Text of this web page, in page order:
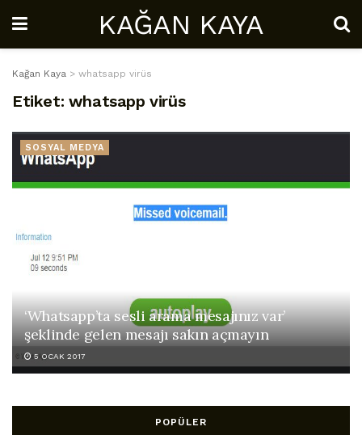
KAĞAN KAYA
Kağan Kaya > whatsapp virüs
Etiket: whatsapp virüs
SOSYAL MEDYA
‘Whatsapp’ta sesli arama mesajınız var’
şeklinde gelen mesajı sakın açmayın
5 OCAK 2017
POPÜLER